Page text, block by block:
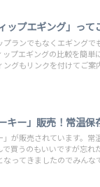
ップエギング」って
ランでもなくエギング
プエギングの比較を簡
グもリンクを付けてご案
ー」販売！常温保
が販売されています。常
買うのもいいですが忘れ
ってきましたのでみんな